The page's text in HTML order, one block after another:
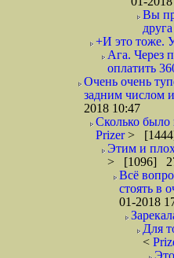
Вы
+И это тоже.
Ага. Через
оплатить
Очень очень
задним числом
2018 10:47
Сколько было
Prizer>
Этим и
> [1096]
Всё
стоять в
01-2018
Для
<